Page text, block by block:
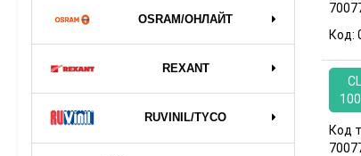
OSRAM/ОНЛАЙТ
REXANT
RUVINIL/TYCO
Код:
Код